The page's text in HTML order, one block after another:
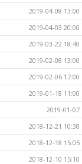
2019-04-08 13:00
2019-04-03 20:00
2019-03-22 18:40
2019-02-08 13:00
2019-02-06 17:00
2019-01-18 11:00
2019-01-07
2018-12-21 10:38
2018-12-18 15:05
2018-12-10 15:10